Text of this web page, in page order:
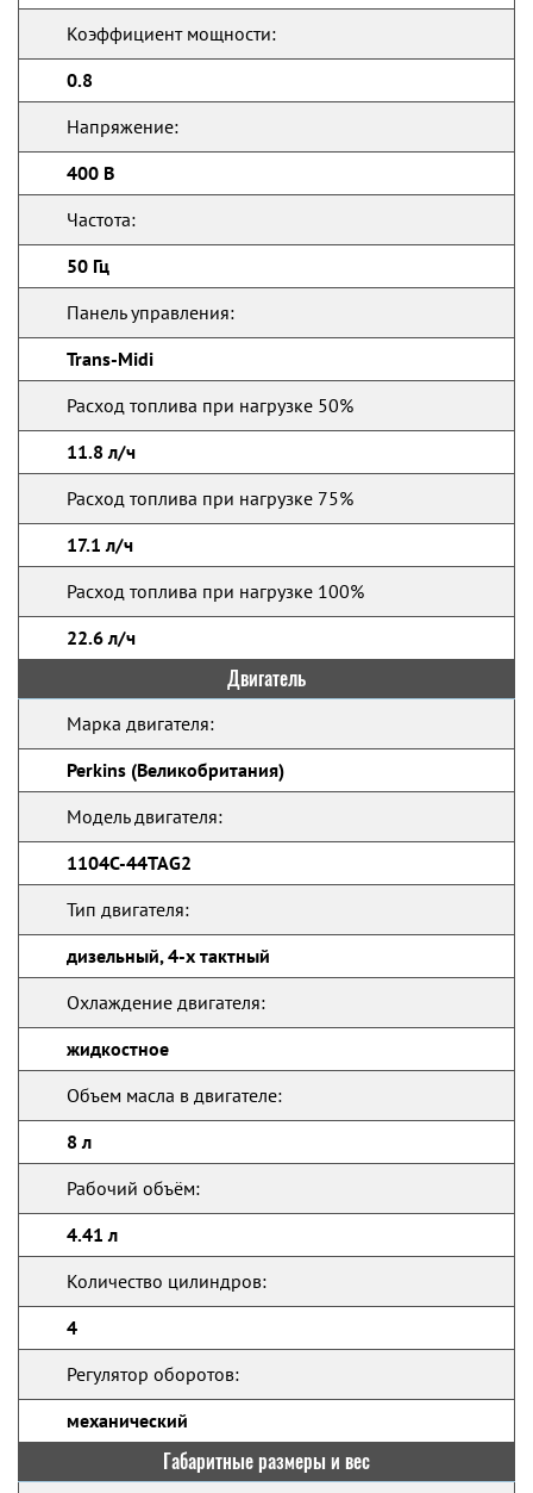
Коэффициент мощности:
0.8
Напряжение:
400 В
Частота:
50 Гц
Панель управления:
Trans-Midi
Расход топлива при нагрузке 50%
11.8 л/ч
Расход топлива при нагрузке 75%
17.1 л/ч
Расход топлива при нагрузке 100%
22.6 л/ч
Двигатель
Марка двигателя:
Perkins (Великобритания)
Модель двигателя:
1104C-44TAG2
Тип двигателя:
дизельный, 4-х тактный
Охлаждение двигателя:
жидкостное
Объем масла в двигателе:
8 л
Рабочий объём:
4.41 л
Количество цилиндров:
4
Регулятор оборотов:
механический
Габаритные размеры и вес